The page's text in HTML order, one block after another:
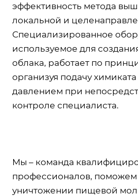
эффективность метода
локальной и
Специализированное
используемое для
облака, работает по
организуя подачу
давлением при
контроле специалиста.
Мы – команда
профессионалов,
уничтожении пищевой